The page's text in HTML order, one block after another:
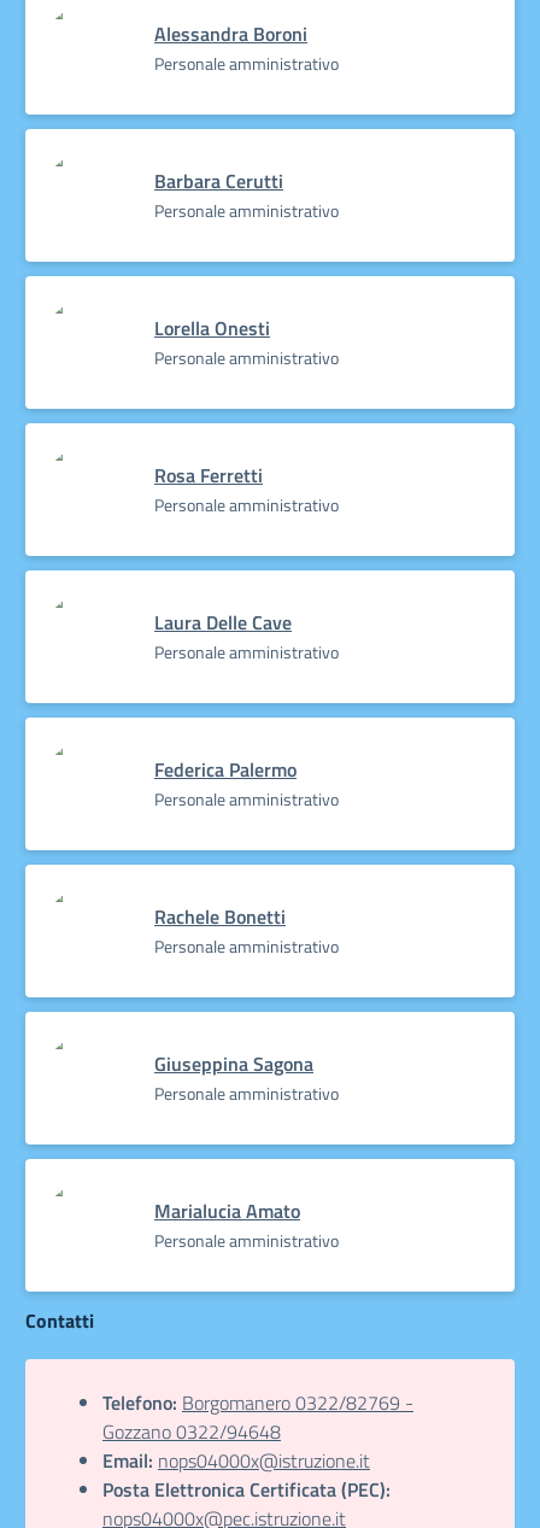
Alessandra Boroni
Personale amministrativo
Barbara Cerutti
Personale amministrativo
Lorella Onesti
Personale amministrativo
Rosa Ferretti
Personale amministrativo
Laura Delle Cave
Personale amministrativo
Federica Palermo
Personale amministrativo
Rachele Bonetti
Personale amministrativo
Giuseppina Sagona
Personale amministrativo
Marialucia Amato
Personale amministrativo
Contatti
Telefono: Borgomanero 0322/82769 -
Gozzano 0322/94648
Email: nops04000x@istruzione.it
Posta Elettronica Certificata (PEC):
nops04000x@pec.istruzione.it